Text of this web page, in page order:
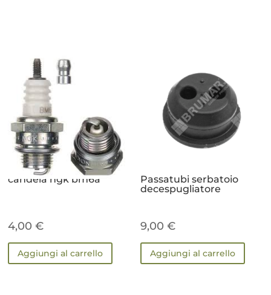
candela ngk bm6a
4,00€
Aggiungi al carrello
Passatubi serbatoio
decespugliatore
9,00€
Aggiungi al carrello